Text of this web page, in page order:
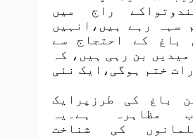
راج میں
سہہ رہے ہیں،انہیں
باغ کے احتجاج سے
بن رہی ہیں، کہ
ختم ہوگی،ایک نئی
باغ کی طرزپرایک
مظاہرہ ہے۔یہ
کی شناخت